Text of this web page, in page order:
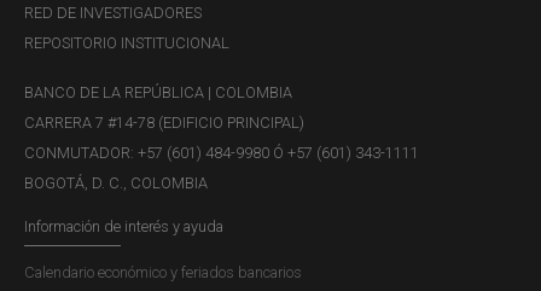
RED DE INVESTIGADORES
REPOSITORIO INSTITUCIONAL
BANCO DE LA REPÚBLICA | COLOMBIA
CARRERA 7 #14-78 (EDIFICIO PRINCIPAL)
CONMUTADOR: +57 (601) 484-9980 Ó +57 (601) 343-1111
BOGOTÁ, D. C., COLOMBIA
Información de interés y ayuda
Calendario económico y feriados bancarios